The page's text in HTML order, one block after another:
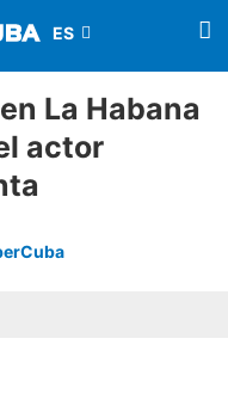
La Habana
actor